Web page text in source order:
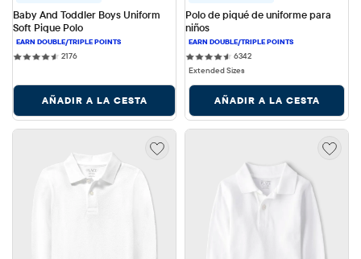
Baby And Toddler Boys Uniform
Soft Pique Polo
21762176 reviews
AÑADIR A LA CESTA
Polo de piqué de uniforme para
niños
63426342 reviews
Extended Sizes
AÑADIR A LA CESTA